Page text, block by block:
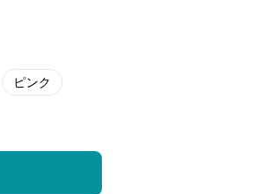
ピンク